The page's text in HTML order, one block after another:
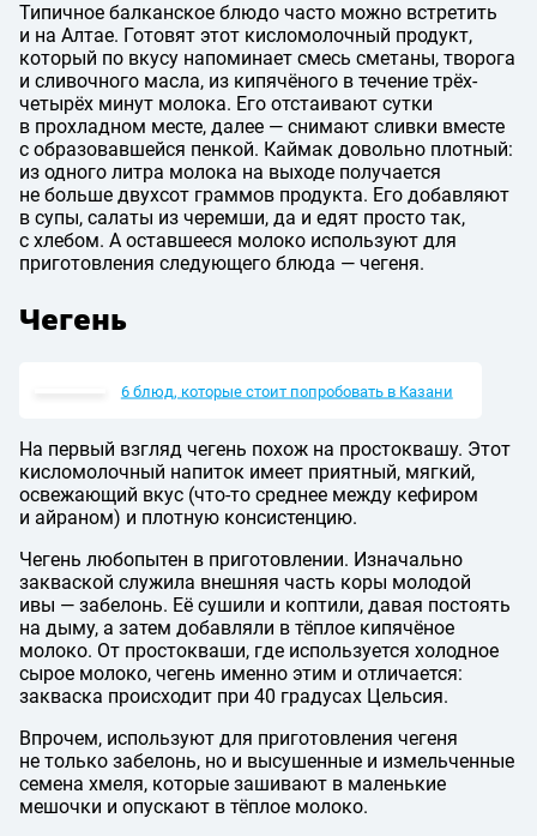
Типичное балканское блюдо часто можно встретить
и на Алтае. Готовят этот кисломолочный продукт,
который по вкусу напоминает смесь сметаны, творога
и сливочного масла, из кипячёного в течение трёх-
четырёх минут молока. Его отстаивают сутки
в прохладном месте, далее — снимают сливки вместе
с образовавшейся пенкой. Каймак довольно плотный:
из одного литра молока на выходе получается
не больше двухсот граммов продукта. Его добавляют
в супы, салаты из черемши, да и едят просто так,
с хлебом. А оставшееся молоко используют для
приготовления следующего блюда — чегеня.
Чегень
6 блюд, которые стоит попробовать в Казани
На первый взгляд чегень похож на простоквашу. Этот
кисломолочный напиток имеет приятный, мягкий,
освежающий вкус (что-то среднее между кефиром
и айраном) и плотную консистенцию.
Чегень любопытен в приготовлении. Изначально
закваской служила внешняя часть коры молодой
ивы — забелонь. Её сушили и коптили, давая постоять
на дыму, а затем добавляли в тёплое кипячёное
молоко. От простокваши, где используется холодное
сырое молоко, чегень именно этим и отличается:
закваска происходит при 40 градусах Цельсия.
Впрочем, используют для приготовления чегеня
не только забелонь, но и высушенные и измельченные
семена хмеля, которые зашивают в маленькие
мешочки и опускают в тёплое молоко.